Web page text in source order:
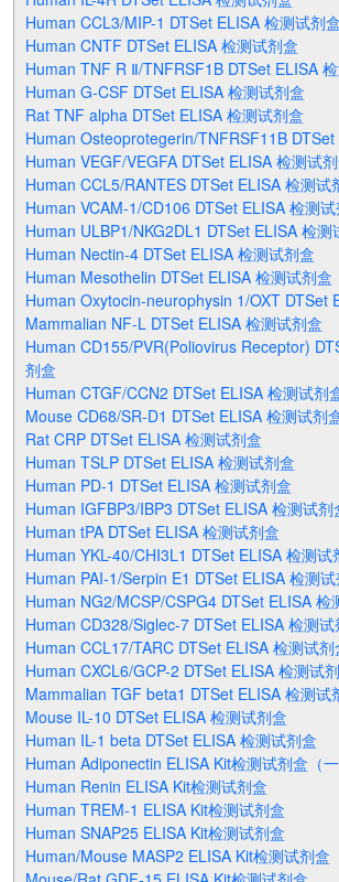
Human CCL3/MIP-1 DTSet ELISA 检测试剂盒
Human CNTF DTSet ELISA 检测试剂盒
Human TNF R Ⅱ/TNFRSF1B DTSet ELISA
Human G-CSF DTSet ELISA 检测试剂盒
Rat TNF alpha DTSet ELISA 检测试剂盒
Human Osteoprotegerin/TNFRSF11B
Human VEGF/VEGFA DTSet ELISA 检测试
Human CCL5/RANTES DTSet ELISA 检测试
Human VCAM-1/CD106 DTSet ELISA 检测试
Human ULBP1/NKG2DL1 DTSet ELISA 检测
Human Nectin-4 DTSet ELISA 检测试剂盒
Human Mesothelin DTSet ELISA 检测试剂盒
Human Oxytocin-neurophysin 1/OXT DTSet
Mammalian NF-L DTSet ELISA 检测试剂盒
Human CD155/PVR(Poliovirus Receptor)
剂盒
Human CTGF/CCN2 DTSet ELISA 检测试剂
Mouse CD68/SR-D1 DTSet ELISA 检测试剂
Rat CRP DTSet ELISA 检测试剂盒
Human TSLP DTSet ELISA 检测试剂盒
Human PD-1 DTSet ELISA 检测试剂盒
Human IGFBP3/IBP3 DTSet ELISA 检测试剂
Human tPA DTSet ELISA 检测试剂盒
Human YKL-40/CHI3L1 DTSet ELISA 检测试
Human PAI-1/Serpin E1 DTSet ELISA 检测试
Human NG2/MCSP/CSPG4 DTSet ELISA 检
Human CD328/Siglec-7 DTSet ELISA 检测试
Human CCL17/TARC DTSet ELISA 检测试剂
Human CXCL6/GCP-2 DTSet ELISA 检测试
Mammalian TGF beta1 DTSet ELISA 检测试
Mouse IL-10 DTSet ELISA 检测试剂盒
Human IL-1 beta DTSet ELISA 检测试剂盒
Human Adiponectin ELISA Kit检测试剂盒（一
Human Renin ELISA Kit检测试剂盒
Human TREM-1 ELISA Kit检测试剂盒
Human SNAP25 ELISA Kit检测试剂盒
Human/Mouse MASP2 ELISA Kit检测试剂盒